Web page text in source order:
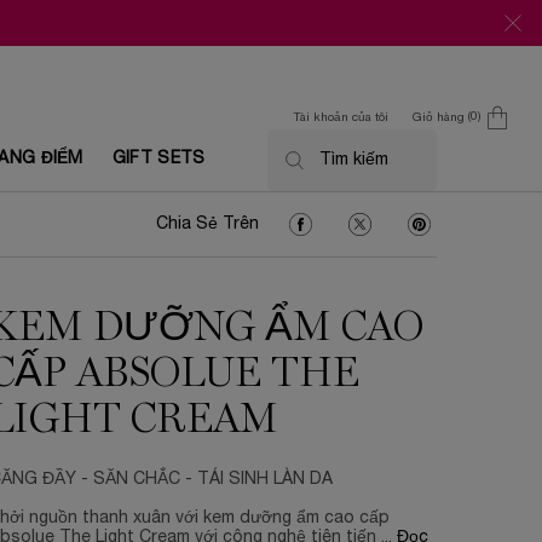
Tài khoản của tôi
Giỏ hàng 0
0 Sản phẩm trong giỏ
ĐIỂM GIFT SETS Tìm kiếm
Chia Sẻ Trên Chia Sẻ Trên Facebook
Chia Sẻ Trên Twitter
Chia Sẻ Trên
DƯỠNG ẨM CAO
ABSOLUE THE
CREAM
ĐẦY - SĂN CHẮC - TÁI SINH LÀN DA
nguồn thanh xuân với kem dưỡng ẩm cao cấp
The Light Cream với công nghệ tiên tiến ... Đọc